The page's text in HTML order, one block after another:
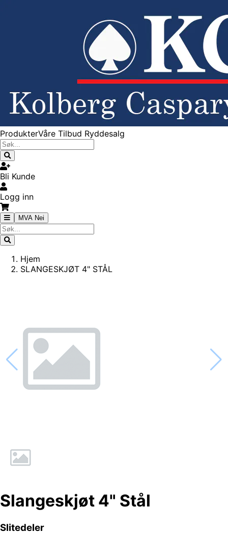
ProdukterVåre Tilbud Ryddesalg
Bli Kunde
Logg inn
MVA Nei
Hjem
SLANGESKJØT 4" STÅL
Slangeskjøt 4" Stål
Slitedeler